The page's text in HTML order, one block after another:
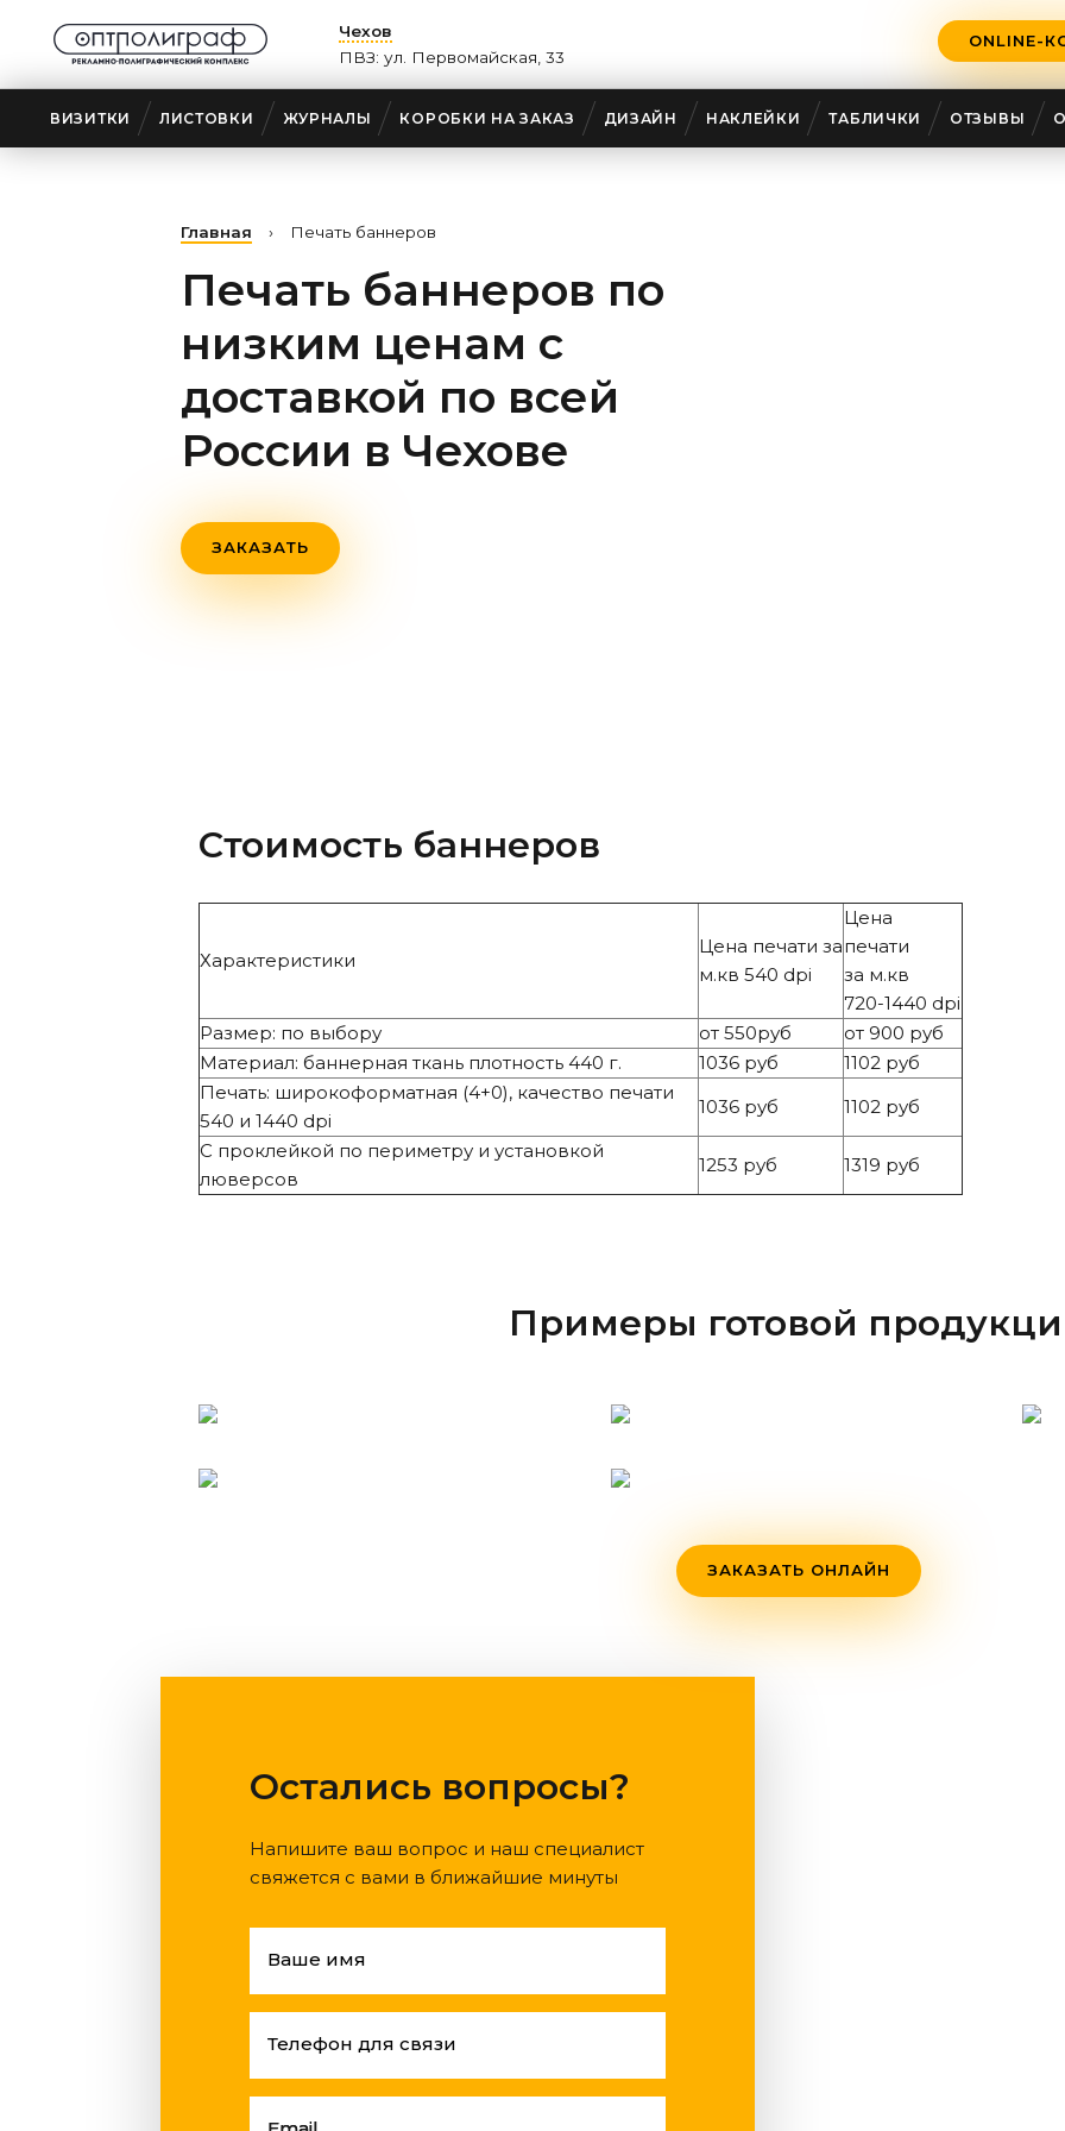
Чехов
ПВЗ: ул. Первомайская, 33
ONLINE-
ВИЗИТКИ ЛИСТОВКИ ЖУРНАЛЫ КОРОБКИ НА ЗАКАЗ ДИЗАЙН НАКЛЕЙКИ ТАБЛИЧКИ ОТЗЫВЫ
Главная › Печать баннеров
Печать баннеров по
низким ценам с
доставкой по всей
России в Чехове
ЗАКАЗАТЬ
Стоимость баннеров
Характеристики
Цена печати за
м.кв 540 dpi
Цена
печати
за м.кв
720-1440 dpi
Размер: по выбору
от 550руб
от 900 руб
Материал: баннерная ткань плотность 440 г.
1036 руб
1102 руб
Печать: широкоформатная (4+0), качество печати
540 и 1440 dpi
1036 руб
1102 руб
С проклейкой по периметру и установкой
люверсов
1253 руб 1319 руб
Примеры готовой
ЗАКАЗАТЬ ОНЛАЙН
Остались вопросы?
Напишите ваш вопрос и наш специалист
свяжется с вами в ближайшие минуты
Ваше имя
Телефон для связи